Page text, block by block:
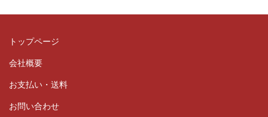
トップページ
会社概要
お支払い・送料
お問い合わせ